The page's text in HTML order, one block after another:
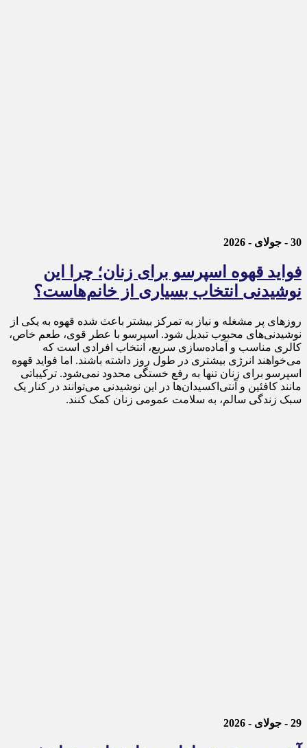
30 - جولای - 2026
فواید قهوه اسپرسو برای زنان؛ چرا این
نوشیدنی انتخاب بسیاری از خانم‌هاست؟
روزهای پر مشغله و نیاز به تمرکز بیشتر باعث شده قهوه به یکی از
نوشیدنی‌های محبوب تبدیل شود. اسپرسو با عطر قوی، طعم خاص،
کالری مناسب و آماده‌سازی سریع، انتخاب افرادی است که
می‌خواهند انرژی بیشتری در طول روز داشته باشند. اما فواید قهوه
اسپرسو برای زنان تنها به رفع خستگی محدود نمی‌شود. ترکیباتی
مانند کافئین و آنتی‌اکسیدان‌ها در این نوشیدنی می‌توانند در کنار یک
سبک زندگی سالم، به سلامت عمومی زنان کمک کنند.
29 - جولای - 2026